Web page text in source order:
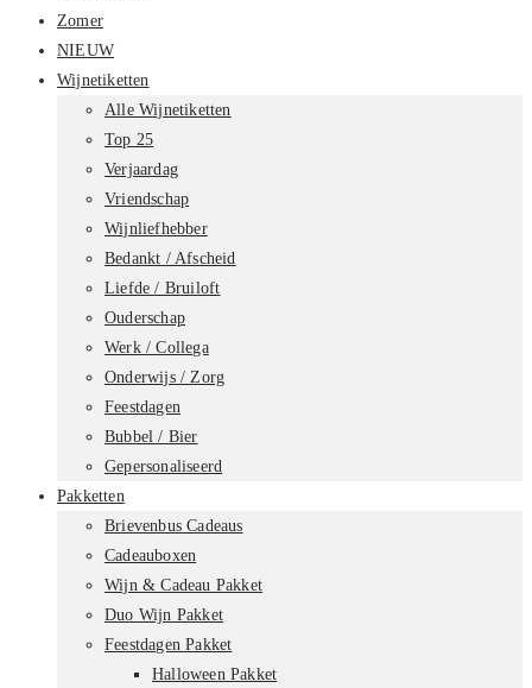
Zomer
NIEUW
Wijnetiketten
Alle Wijnetiketten
Top 25
Verjaardag
Vriendschap
Wijnliefhebber
Bedankt / Afscheid
Liefde / Bruiloft
Ouderschap
Werk / Collega
Onderwijs / Zorg
Feestdagen
Bubbel / Bier
Gepersonaliseerd
Pakketten
Brievenbus Cadeaus
Cadeauboxen
Wijn & Cadeau Pakket
Duo Wijn Pakket
Feestdagen Pakket
Halloween Pakket